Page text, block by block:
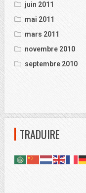
juin 2011
mai 2011
mars 2011
novembre 2010
septembre 2010
TRADUIRE